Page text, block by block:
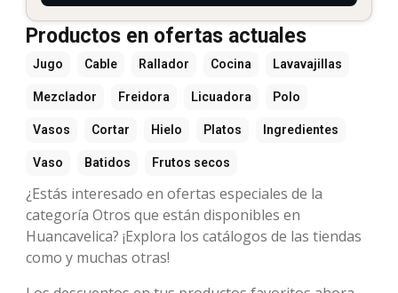
Productos en ofertas actuales
Jugo Cable Rallador Cocina Lavavajillas
Mezclador Freidora Licuadora Polo
Vasos Cortar Hielo Platos Ingredientes
Vaso Batidos Frutos secos
¿Estás interesado en ofertas especiales de la
categoría Otros que están disponibles en
Huancavelica? ¡Explora los catálogos de las tiendas
como y muchas otras!